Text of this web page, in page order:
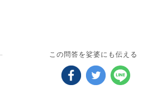
この問答を娑婆にも伝える